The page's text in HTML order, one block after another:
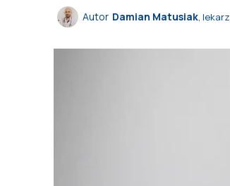
Autor Damian Matusiak, lekarz